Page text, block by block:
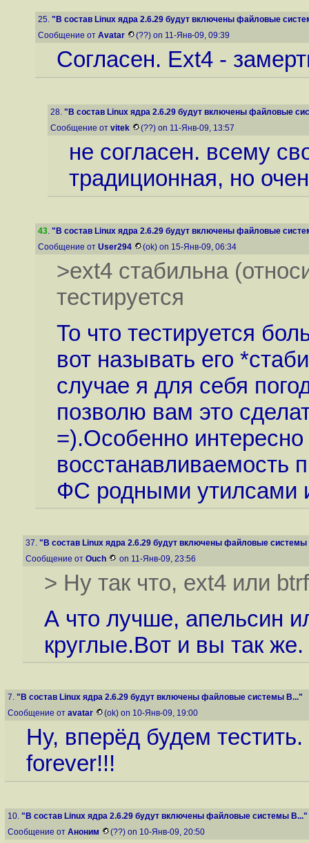
25. "В состав Linux ядра 2.6.29 будут включены файловые
Сообщение от Avatar (??) on 11-Янв-09, 09:39
Согласен. Ext4 -
28. "В состав Linux ядра 2.6.29 будут включены файловые
Сообщение от vitek (??) on 11-Янв-09, 13:57
не согласен. всему
традиционная, но
43. "В состав Linux ядра 2.6.29 будут включены файловые
Сообщение от User294 (ok) on 15-Янв-09, 06:34
>ext4 стабильна
тестируется
То что тестируется
вот называть его
случае я для себя
позволю вам это
=).Особенно интересно
восстанавливаемость
ФС родными утилсами
37. "В состав Linux ядра 2.6.29 будут включены файловые системы
Сообщение от Ouch on 11-Янв-09, 23:56
> Ну так что, ext4 или
А что лучше, апельсин
круглые.Вот и вы так же.
7. "В состав Linux ядра 2.6.29 будут включены файловые системы B..."
Сообщение от avatar (ok) on 10-Янв-09, 19:00
Ну, вперёд будем
forever!!!
10. "В состав Linux ядра 2.6.29 будут включены файловые системы B..."
Сообщение от Аноним (??) on 10-Янв-09, 20:50